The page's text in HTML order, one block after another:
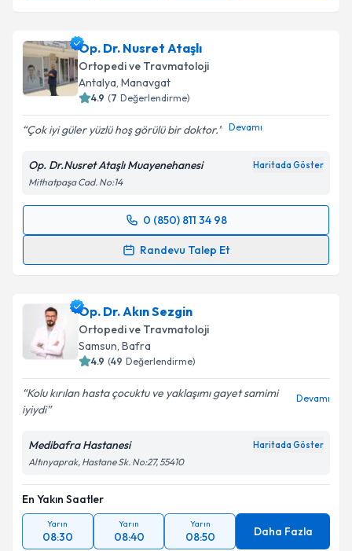
Op. Dr. Nusret Ataşlı
Ortopedi ve Travmatoloji
Antalya, Manavgat
4.9 (7 Değerlendirme)
Çok iyi güler yüzlü hoş görülü bir doktor. Devamı
Op. Dr.Nusret Ataşlı Muayenehanesi Haritada Göster
Mithatpaşa Cad. No:14
0 (850) 811 34 98
Randevu Talep Et
Randevu Takvimi Talebi
takvim hazırlandığında e-posta ile bilgilendireceğiz.
E-posta Adresiniz
kapsamda işlenmesini kabul ediyorum.
Op. Dr. Akın Sezgin
Ortopedi ve Travmatoloji
Samsun, Bafra
4.9 (49 Değerlendirme)
Kolu kırılan hasta çocuktu ve yaklaşımı gayet samimi
iyiydi
Devamı
Medibafra Hastanesi Haritada Göster
Altınyaprak, Hastane Sk. No:27, 55410
En Yakın Saatler
Yarın
08:30
Yarın
08:40
Yarın
08:50 Daha Fazla